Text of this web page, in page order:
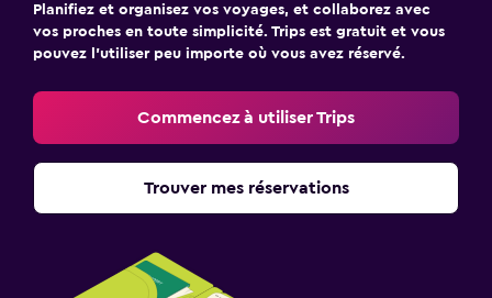
Planifiez et organisez vos voyages, et collaborez avec
vos proches en toute simplicité. Trips est gratuit et vous
pouvez l’utiliser peu importe où vous avez réservé.
Commencez à utiliser Trips
Trouver mes réservations